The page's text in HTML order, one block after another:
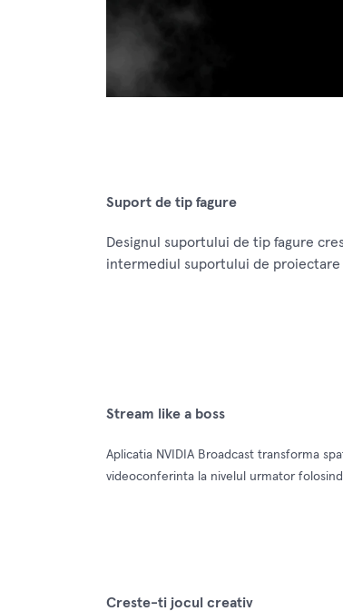
Suport de tip fagure
Designul suportului de tip fagure
intermediul suportului de
Stream like a boss
Aplicatia NVIDIA Broadcast transforma
videoconferinta la nivelul urmator
Creste-ti jocul creativ